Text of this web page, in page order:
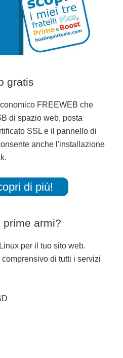
gratis
FREEWEB che
di spazio web, posta
SSL e il pannello di
anche l'installazione
di più!
prime armi?
per il tuo sito web.
di tutti i servizi